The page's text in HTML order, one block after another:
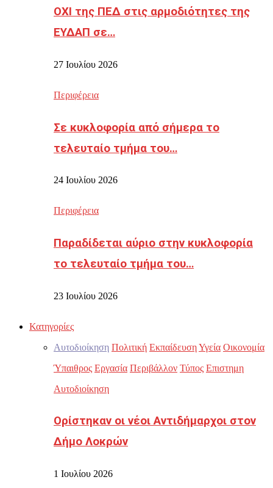
ΟΧΙ της ΠΕΔ στις αρμοδιότητες της
ΕΥΔΑΠ σε…
27 Ιουλίου 2026
Περιφέρεια
Σε κυκλοφορία από σήμερα το
τελευταίο τμήμα του…
24 Ιουλίου 2026
Περιφέρεια
Παραδίδεται αύριο στην κυκλοφορία
το τελευταίο τμήμα του…
23 Ιουλίου 2026
Κατηγορίες
Αυτοδιοίκηση Πολιτική ΕκπαίδευσηΥγεία Οικονομία
Ύπαιθρος Εργασία Περιβάλλον Τύπος Επιστημη
Αυτοδιοίκηση
Ορίστηκαν οι νέοι Αντιδήμαρχοι στον
Δήμο Λοκρών
1 Ιουλίου 2026